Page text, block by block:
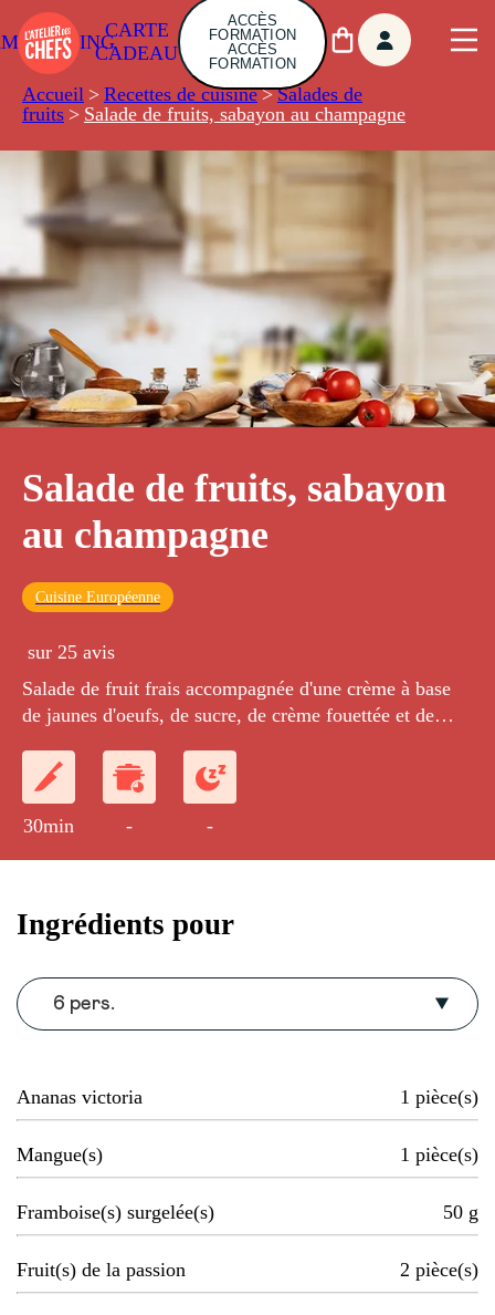
CARTE
CADEAU
ACCÈS
FORMATION
ACCÈS
FORMATION
Accueil > Recettes de cuisine > Salades de
fruits > Salade de fruits, sabayon au champagne
Salade de fruits, sabayon
au champagne
Cuisine Européenne
sur 25 avis
Salade de fruit frais accompagnée d'une crème à base
de jaunes d'oeufs, de sucre, de crème fouettée et de
30min - -
Ingrédients pour
6 pers.
Ananas victoria 1 pièce(s)
Mangue(s) 1 pièce(s)
Framboise(s) surgelée(s) 50 g
Fruit(s) de la passion 2 pièce(s)